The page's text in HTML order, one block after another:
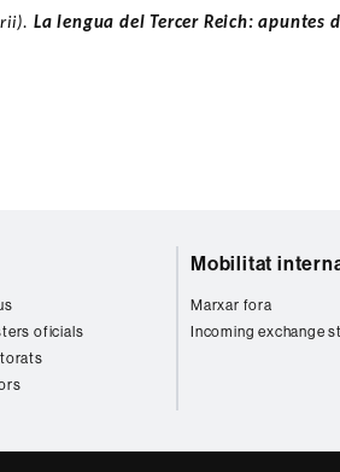
La lengua del Tercer Reich: apuntes
oficials
Mobilitat
Marxar fora
Incoming exchange